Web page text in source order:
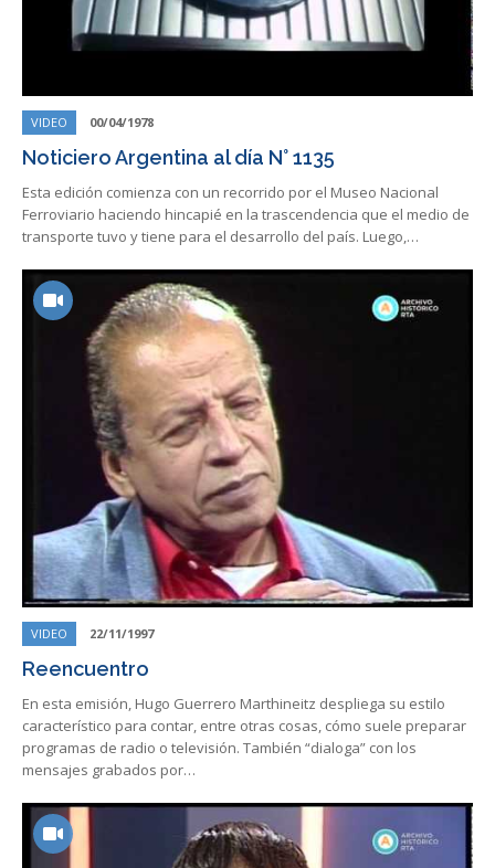
VIDEO 00/04/1978
Noticiero Argentina al día N° 1135
Esta edición comienza con un recorrido por el Museo Nacional
Ferroviario haciendo hincapié en la trascendencia que el medio de
transporte tuvo y tiene para el desarrollo del país. Luego,…
VIDEO 22/11/1997
Reencuentro
En esta emisión, Hugo Guerrero Marthineitz despliega su estilo
característico para contar, entre otras cosas, cómo suele preparar
programas de radio o televisión. También “dialoga” con los
mensajes grabados por…